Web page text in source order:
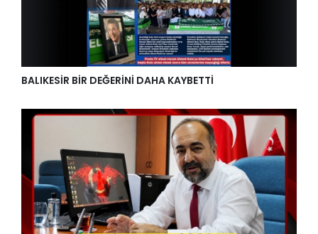
BALIKESİR BİR DEĞERİNİ DAHA KAYBETTİ